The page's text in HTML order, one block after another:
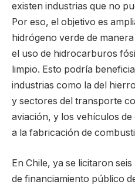
existen industrias que no
Por eso, el objetivo es
hidrógeno verde de
el uso de hidrocarburos
limpio. Esto podría
industrias como la del
y sectores del transporte
aviación, y los vehículos
a la fabricación de
En Chile, ya se licitaron
de financiamiento público